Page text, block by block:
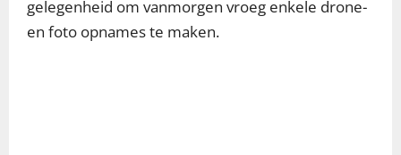
gelegenheid om vanmorgen vroeg enkele drone-
en foto opnames te maken.